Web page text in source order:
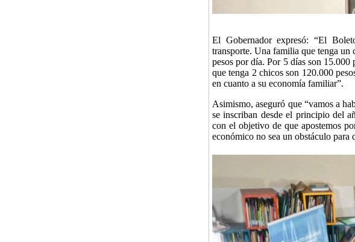
El Gobernador expresó: “El
transporte. Una familia que tenga un
pesos por día. Por 5 días son 15.000
que tenga 2 chicos son 120.000
en cuanto a su economía familiar”.
Asimismo, aseguró que “vamos a
se inscriban desde el principio del
con el objetivo de que apostemos
económico no sea un obstáculo para